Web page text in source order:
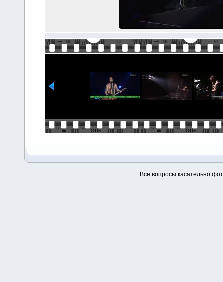
Все вопросы касательно